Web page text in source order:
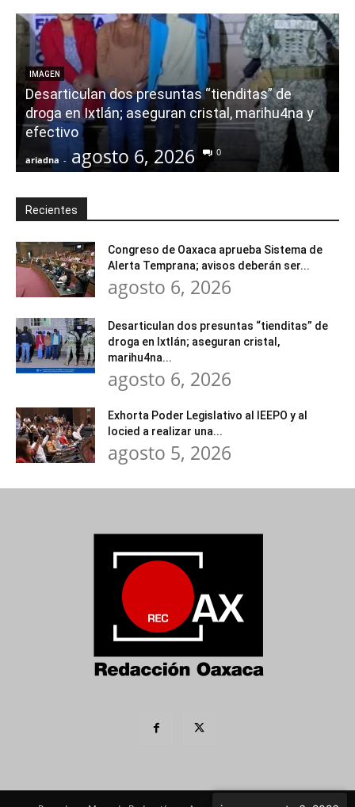
IMAGEN
Desarticulan dos presuntas “tienditas” de
droga en Ixtlán; aseguran cristal, marihu4na y
efectivo
ariadna - agosto 6, 2026 0
Recientes
Congreso de Oaxaca aprueba Sistema de
Alerta Temprana; avisos deberán ser...
agosto 6, 2026
Desarticulan dos presuntas “tienditas” de
droga en Ixtlán; aseguran cristal,
marihu4na...
agosto 6, 2026
Exhorta Poder Legislativo al IEEPO y al
Iocied a realizar una...
agosto 5, 2026